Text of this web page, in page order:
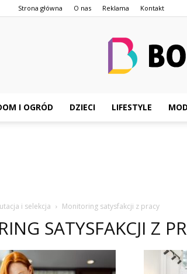
Strona główna O nas Reklama Kontakt
I OGRÓD DZIECI LIFESTYLE
i selekcja Monitoring satysfakcji z pracy
SATYSFAKCJI Z